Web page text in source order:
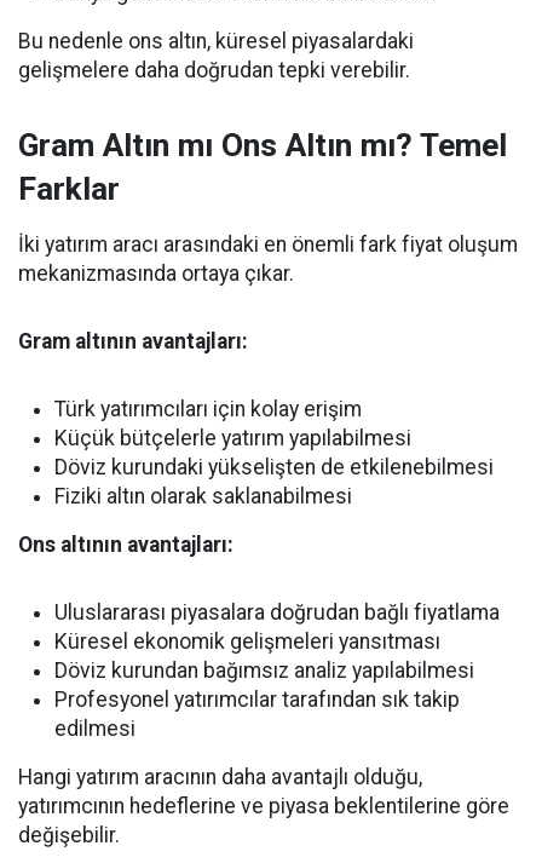
Bu nedenle ons altın, küresel piyasalardaki
gelişmelere daha doğrudan tepki verebilir.
Gram Altın mı Ons Altın mı? Temel
Farklar
İki yatırım aracı arasındaki en önemli fark fiyat oluşum
mekanizmasında ortaya çıkar.
Gram altının avantajları:
Türk yatırımcıları için kolay erişim
Küçük bütçelerle yatırım yapılabilmesi
Döviz kurundaki yükselişten de etkilenebilmesi
Fiziki altın olarak saklanabilmesi
Ons altının avantajları:
Uluslararası piyasalara doğrudan bağlı fiyatlama
Küresel ekonomik gelişmeleri yansıtması
Döviz kurundan bağımsız analiz yapılabilmesi
Profesyonel yatırımcılar tarafından sık takip
edilmesi
Hangi yatırım aracının daha avantajlı olduğu,
yatırımcının hedeflerine ve piyasa beklentilerine göre
değişebilir.